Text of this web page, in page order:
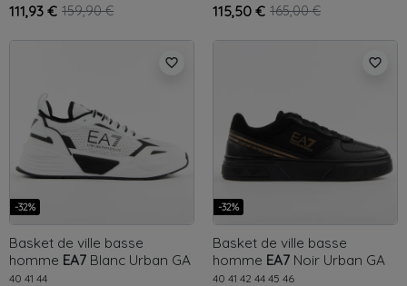
111,93 € 159,90 € 115,50 € 165,00 €
favorite_border
-32%
Basket de ville basse
homme EA7 Blanc Urban GA
40 41 44
favorite_border
-32%
Basket de ville basse
homme EA7 Noir Urban GA
40 41 42 44 45 46